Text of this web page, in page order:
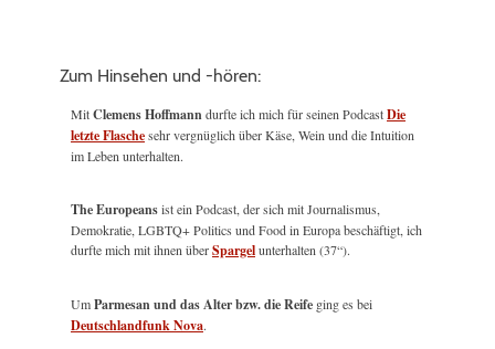
Zum Hinsehen und -hören:
MitClemens Hoffmanndurfte ich mich für seinen PodcastDie
letzte Flaschesehr vergnüglich über Käse, Wein und die Intuition
im Leben unterhalten.
The Europeansist ein Podcast, der sich mit Journalismus,
Demokratie, LGBTQ+ Politics und Food in Europa beschäftigt, ich
durfte mich mit ihnen überSpargelunterhalten (37“).
UmParmesan und das Alter bzw. die Reife ging es bei
Deutschlandfunk Nova.